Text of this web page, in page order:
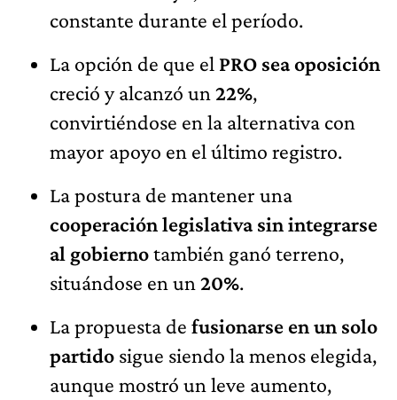
constante durante el período.
La opción de que el PRO sea oposición
creció y alcanzó un 22%,
convirtiéndose en la alternativa con
mayor apoyo en el último registro.
La postura de mantener una
cooperación legislativa sin integrarse
al gobiernotambién ganó terreno,
situándose en un 20%.
La propuesta de fusionarse en un solo
partido sigue siendo la menos elegida,
aunque mostró un leve aumento,